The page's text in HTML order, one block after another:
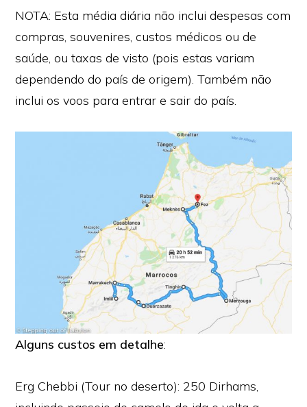
NOTA: Esta média diária não inclui despesas com
compras, souvenires, custos médicos ou de
saúde, ou taxas de visto (pois estas variam
dependendo do país de origem). Também não
inclui os voos para entrar e sair do país.
Alguns custos em detalhe:
Erg Chebbi (Tour no deserto): 250 Dirhams,